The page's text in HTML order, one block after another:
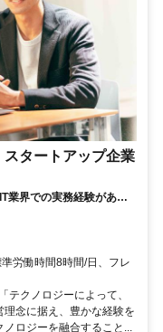
スタートアップ企業
業界での実務経験がある
労働時間8時間/日、フレ
テクノロジーによって、
念に据え、豊かな経験を
ロジーを融合すること...